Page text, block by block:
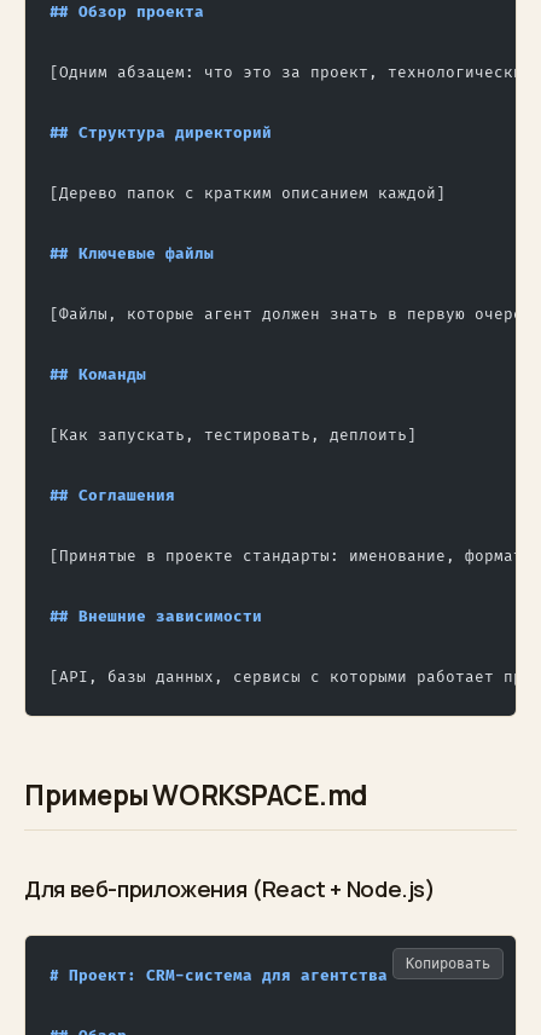
## Обзор проекта
[Одним абзацем: что это за проект,
## Структура директорий
[Дерево папок с кратким описанием каждой]
## Ключевые файлы
[Файлы, которые агент должен знать в первую
## Команды
[Как запускать, тестировать, деплоить]
## Соглашения
[Принятые в проекте стандарты: именование,
## Внешние зависимости
[API, базы данных, сервисы с которыми работает
Примеры WORKSPACE.md
Для веб-приложения (React + Node.js)
# Проект: CRM-система для агентства
Копировать